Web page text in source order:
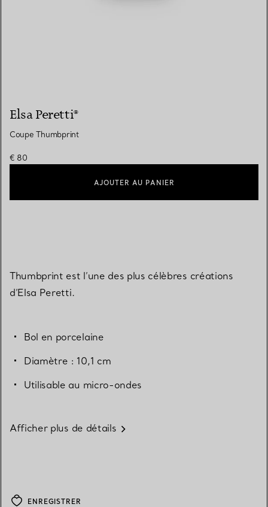
Elsa Peretti®
Coupe Thumbprint
€ 80
AJOUTER AU PANIER
Thumbprint est l’une des plus célèbres créations
d’Elsa Peretti.
Bol en porcelaine
Diamètre : 10,1 cm
Utilisable au micro-ondes
Afficher plus de détails
ENREGISTRER